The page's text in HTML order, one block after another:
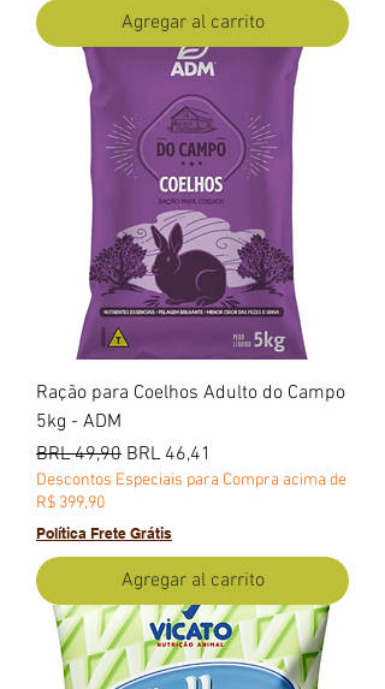
Agregar al carrito
Ração para Coelhos Adulto do Campo
5kg - ADM
Precio
BRL 49,90 Precio de oferta
BRL 46,41
Descontos Especiais para Compra acima de
R$ 399,90
Política Frete Grátis
Agregar al carrito